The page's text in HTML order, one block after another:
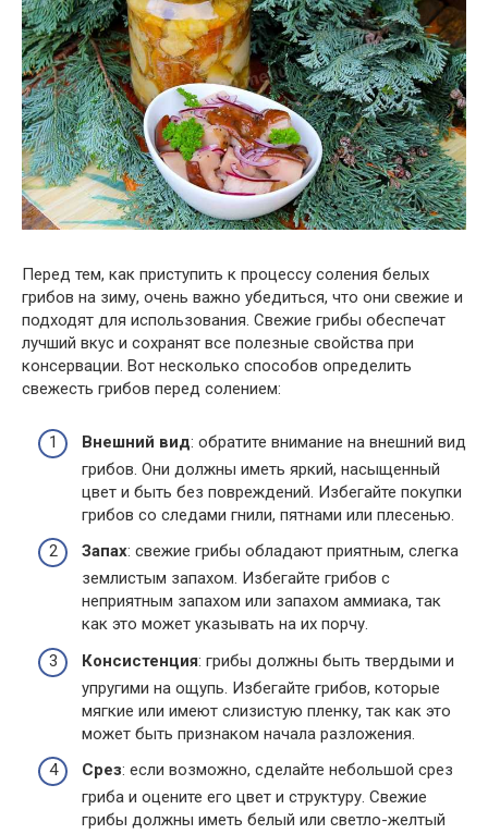
Перед тем, как приступить к процессу соления белых
грибов на зиму, очень важно убедиться, что они свежие и
подходят для использования. Свежие грибы обеспечат
лучший вкус и сохранят все полезные свойства при
консервации. Вот несколько способов определить
свежесть грибов перед солением:
Внешний вид: обратите внимание на внешний вид
грибов. Они должны иметь яркий, насыщенный
цвет и быть без повреждений. Избегайте покупки
грибов со следами гнили, пятнами или плесенью.
Запах: свежие грибы обладают приятным, слегка
землистым запахом. Избегайте грибов с
неприятным запахом или запахом аммиака, так
как это может указывать на их порчу.
Консистенция: грибы должны быть твердыми и
упругими на ощупь. Избегайте грибов, которые
мягкие или имеют слизистую пленку, так как это
может быть признаком начала разложения.
Срез: если возможно, сделайте небольшой срез
гриба и оцените его цвет и структуру. Свежие
грибы должны иметь белый или светло-желтый